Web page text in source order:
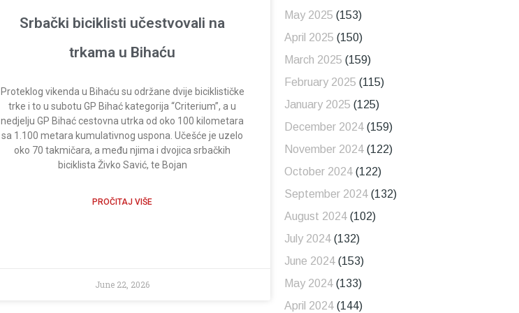
Srbački biciklisti učestvovali na
trkama u Bihaću
Proteklog vikenda u Bihaću su održane dvije biciklističke
trke i to u subotu GP Bihać kategorija “Criterium”, a u
nedjelju GP Bihać cestovna utrka od oko 100 kilometara
sa 1.100 metara kumulativnog uspona. Učešće je uzelo
oko 70 takmičara, a među njima i dvojica srbačkih
biciklista Živko Savić, te Bojan
PROČITAJ VIŠE
June 22, 2026
May 2025 (153)
April 2025 (150)
March 2025 (159)
February 2025 (115)
January 2025 (125)
December 2024(159)
November 2024(122)
October 2024(122)
September 2024(132)
August 2024(102)
July 2024(132)
June 2024(153)
May 2024(133)
April 2024(144)